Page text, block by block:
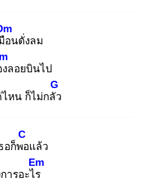
อนดั่งลม
ลอยบินไป
หน ก็ไม่กลัว
G
อก็พอ
C
แล้ว
ารอะไร
Em